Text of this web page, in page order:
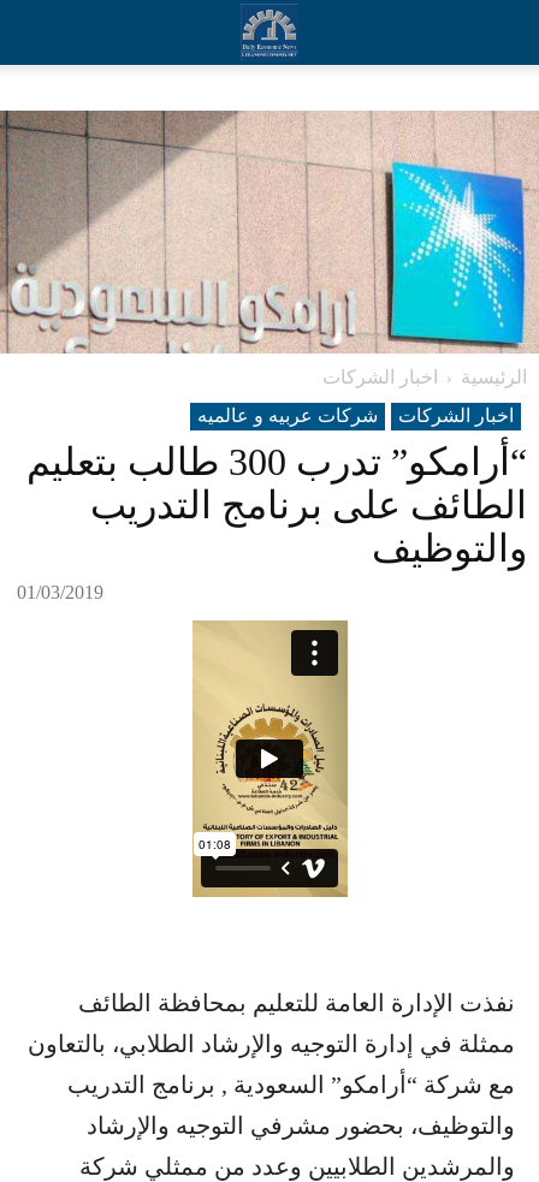
الرئيسية
اخبار الشركات
اخبار الشركات
شرکات عربیه و عالمیه
“أرامكو” تدرب 300 طالب بتعليم
الطائف على برنامج التدريب
والتوظيف
01/03/2019
نفذت الإدارة العامة للتعليم بمحافظة الطائف
ممثلة في إدارة التوجيه والإرشاد الطلابي، بالتعاون
مع شركة “أرامكو” السعودية , برنامج التدريب
والتوظيف، بحضور مشرفي التوجيه والإرشاد
والمرشدين الطلابيين وعدد من ممثلي شركة